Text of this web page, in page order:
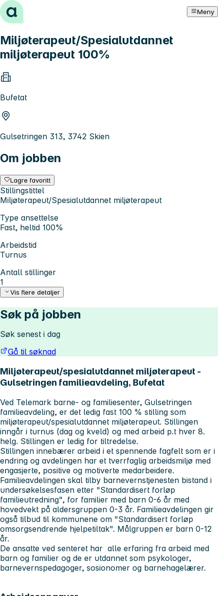
Hopp til innhold Meny
Miljøterapeut/Spesialutdannet
miljøterapeut 100%
Bufetat
Gulsetringen 313, 3742 Skien
Om jobben
Lagre favoritt
Stillingstittel
Miljøterapeut/Spesialutdannet miljøterapeut
Type ansettelse
Fast, heltid 100%
Arbeidstid
Turnus
Antall stillinger
1
Vis flere detaljer
Søk på jobben
Søk senest i dag
Gå til søknad
Miljøterapeut/spesialutdannet miljøterapeut -
Gulsetringen familieavdeling, Bufetat
Ved Telemark barne- og familiesenter, Gulsetringen
familieavdeling, er det ledig fast 100 % stilling som
miljøterapeut/spesialutdannet miljøterapeut. Stillingen
inngår i turnus (dag og kveld) og med arbeid p.t hver 8.
helg. Stillingen er ledig for tiltredelse.
Stillingen innebærer arbeid i et spennende fagfelt som er i
endring og avdelingen har et tverrfaglig arbeidsmiljø med
engasjerte, positive og motiverte medarbeidere.
Familieavdelingen skal tilby barnevernstjenesten bistand i
undersøkelsesfasen etter "Standardisert forløp
familieutredning", for familier med barn 0-6 år med
hovedvekt på aldersgruppen 0-3 år. Familieavdelingen gir
også tilbud til kommunene om "Standardisert forløp
omsorgsendrende hjelpetiltak". Målgruppen er barn 0-12
år.
De ansatte ved senteret har alle erfaring fra arbeid med
barn og familier og de er utdannet som psykologer,
barnevernspedagoger, sosionomer og barnehagelærer.